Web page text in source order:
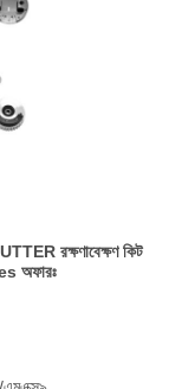
রক্ষণাবেক্ষণ কিট
অফারঃ